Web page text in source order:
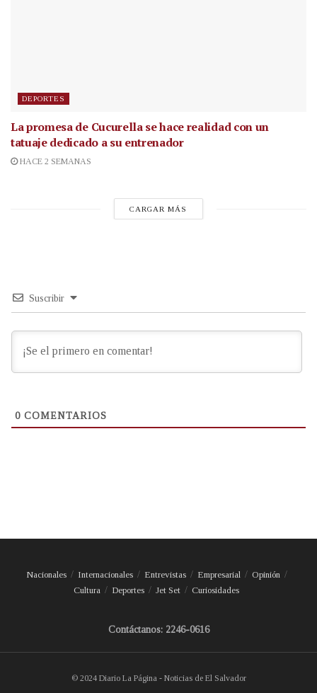
DEPORTES
La promesa de Cucurella se hace realidad con un
tatuaje dedicado a su entrenador
HACE 2 SEMANAS
CARGAR MÁS
Suscribir
0 COMENTARIOS
Nacionales Internacionales Entrevistas Empresarial
Opinión
Cultura
Deportes Jet Set Curiosidades
Contáctanos: 2246-0616
© 2024 Diario La Página - Noticias de El Salvador